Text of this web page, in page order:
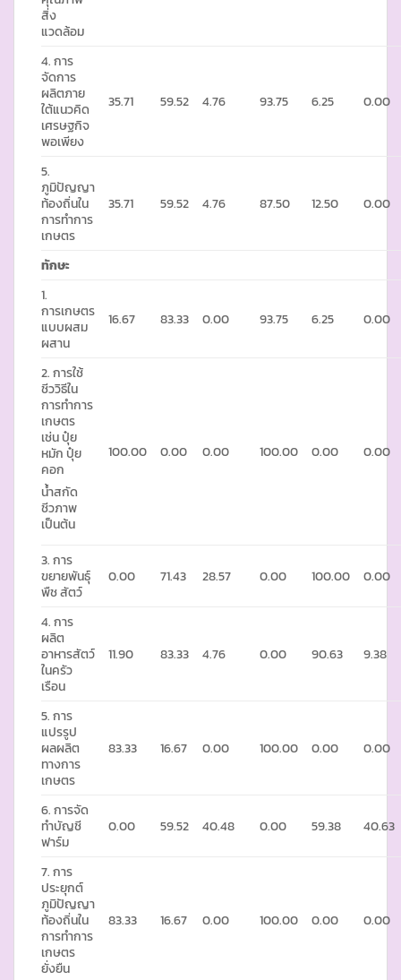
สิ่ง
แวดล้อม
4. การ
จัดการ
ผลิตภาย
ใต้แนวคิด
เศรษฐกิจ
พอเพียง
35.71 59.52 4.76 93.75 6.25 0.00
5.
ภูมิปัญญา
ท้องถิ่นใน
การทำการ
เกษตร
35.71 59.52 4.76 87.50 12.50 0.00
ทักษะ
1.
การเกษตร
แบบผสม
ผสาน
16.67 83.33 0.00 93.75 6.25 0.00
2. การใช้
ชีววิธีใน
การทำการ
เกษตร
เช่น ปุ๋ย
หมัก ปุ๋ย
คอก
น้ำสกัด
ชีวภาพ
เป็นต้น
100.00 0.00 0.00 100.00 0.00 0.00
3. การ
ขยายพันธุ์
พืช สัตว์
0.00 71.43 28.57 0.00 100.00 0.00
4. การ
ผลิต
อาหารสัตว์
ในครัว
เรือน
11.90 83.33 4.76 0.00 90.63 9.38
5. การ
แปรรูป
ผลผลิต
ทางการ
เกษตร
83.33 16.67 0.00 100.00 0.00 0.00
6. การจัด
ทำบัญชี
ฟาร์ม
0.00 59.52 40.48 0.00 59.38 40.63
7. การ
ประยุกต์
ภูมิปัญญา
ท้องถิ่นใน
การทำการ
เกษตร
ยั่งยืน
83.33 16.67 0.00 100.00 0.00 0.00